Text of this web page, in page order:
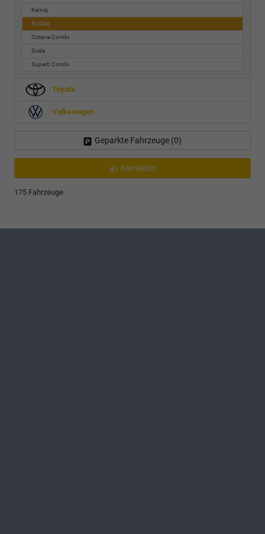
Kamiq
Kodiaq
Octavia Combi
Scala
Superb Combi
Toyota
Volkswagen
Geparkte Fahrzeuge (0)
Anmelden
175 Fahrzeuge